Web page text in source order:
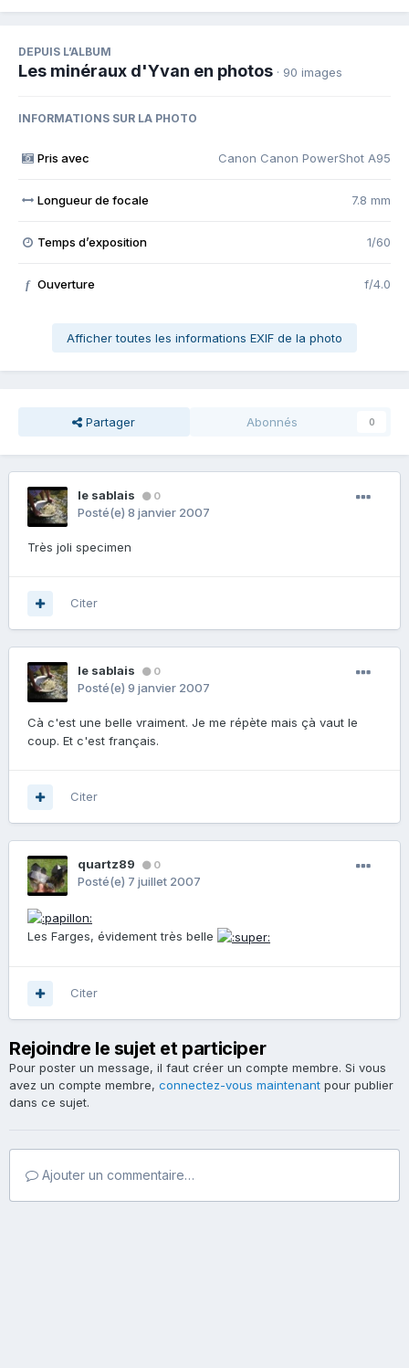
DEPUIS L’ALBUM
Les minéraux d'Yvan en photos · 90 images
INFORMATIONS SUR LA PHOTO
Pris avec Canon Canon PowerShot A95
Longueur de focale 7.8 mm
Temps d’exposition 1/60
f Ouverture f/4.0
Afficher toutes les informations EXIF de la photo
Partager Abonnés 0
le sablais 0
Posté(e) 8 janvier 2007
Très joli specimen
Citer
le sablais 0
Posté(e) 9 janvier 2007
Cà c'est une belle vraiment. Je me répète mais çà vaut le
coup. Et c'est français.
Citer
quartz89 0
Posté(e) 7 juillet 2007
Les Farges, évidement très belle
Citer
Rejoindre le sujet et participer
Pour poster un message, il faut créer un compte membre. Si vous
avez un compte membre, connectez-vous maintenant pour publier
dans ce sujet.
Ajouter un commentaire…